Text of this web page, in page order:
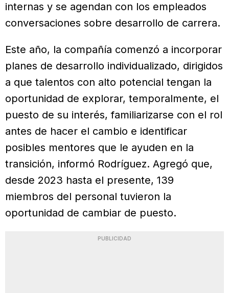
internas y se agendan con los empleados
conversaciones sobre desarrollo de carrera.
Este año, la compañía comenzó a incorporar
planes de desarrollo individualizado, dirigidos
a que talentos con alto potencial tengan la
oportunidad de explorar, temporalmente, el
puesto de su interés, familiarizarse con el rol
antes de hacer el cambio e identificar
posibles mentores que le ayuden en la
transición, informó Rodríguez. Agregó que,
desde 2023 hasta el presente, 139
miembros del personal tuvieron la
oportunidad de cambiar de puesto.
PUBLICIDAD